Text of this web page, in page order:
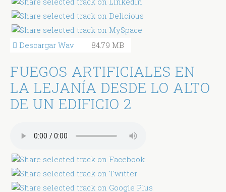
Descargar Wav 84.79 MB
FUEGOS ARTIFICIALES EN
LA LEJANÍA DESDE LO ALTO
DE UN EDIFICIO 2